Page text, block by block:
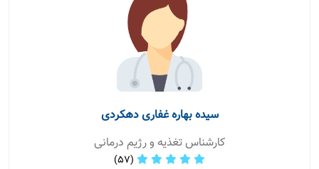
سیده بهاره غفاری دهکردی
کارشناس تغذیه و رژیم درمانی
(57)